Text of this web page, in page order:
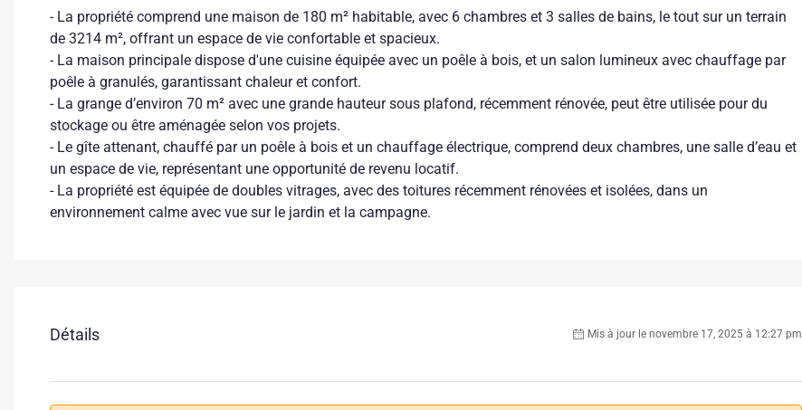
- La propriété comprend une maison de 180 m² habitable, avec 6 chambres et 3 salles de bains, le tout sur un terrain
de 3214 m², offrant un espace de vie confortable et spacieux.
- La maison principale dispose d'une cuisine équipée avec un poêle à bois, et un salon lumineux avec chauffage par
poêle à granulés, garantissant chaleur et confort.
- La grange d’environ 70 m² avec une grande hauteur sous plafond, récemment rénovée, peut être utilisée pour du
stockage ou être aménagée selon vos projets.
- Le gîte attenant, chauffé par un poêle à bois et un chauffage électrique, comprend deux chambres, une salle d’eau et
un espace de vie, représentant une opportunité de revenu locatif.
- La propriété est équipée de doubles vitrages, avec des toitures récemment rénovées et isolées, dans un
environnement calme avec vue sur le jardin et la campagne.
Détails Mis à jour le novembre 17, 2025 à 12:27 pm